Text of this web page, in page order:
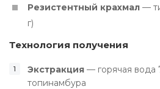
Резистентный крахмал —
г)
Технология получения
Экстракция — горячая вода
топинамбура